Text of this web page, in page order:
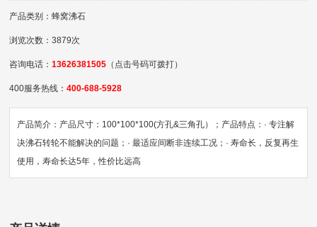
产品类别：蜂窝沸石
浏览次数：3879次
咨询电话：13626381505 （点击号码可拨打）
400服务热线：400-688-5928
产品简介：产品尺寸：100*100*100(方孔&三角孔）；产品特点：· 专注解
决沸石转轮不能解决的问题；· 最适应间断非连续工况；· 寿命长，反复再生
使用，寿命长达5年，性价比远高